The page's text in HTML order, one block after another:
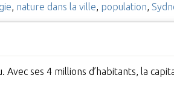
, nature dans la ville, population,
ses 4 millions d’habitants, la